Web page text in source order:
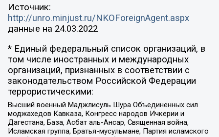
Источник:
http://unro.minjust.ru/NKOForeignAgent.aspx
данные на 24.03.2022
* Единый федеральный список организаций, в
том числе иностранных и международных
организаций, признанных в соответствии с
законодательством Российской Федерации
террористическими:
Высший военный Маджлисуль Шура Объединенных сил
моджахедов Кавказа, Конгресс народов Ичкерии и
Дагестана, База, Асбат аль-Ансар, Священная война,
Исламская группа, Братья-мусульмане, Партия исламского